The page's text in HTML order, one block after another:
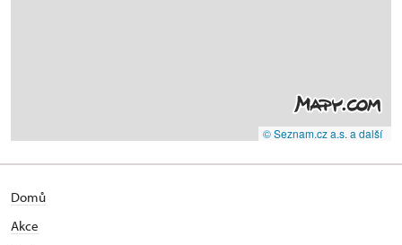
© Seznam.cz a.s. a další
Domů
Akce